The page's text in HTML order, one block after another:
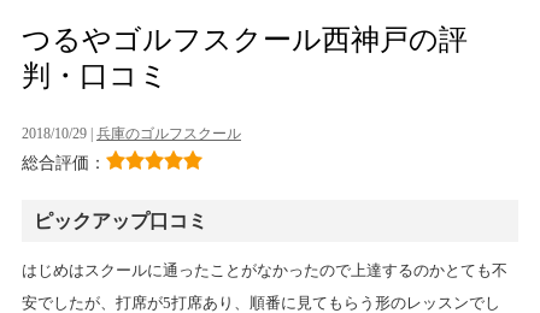
つるやゴルフスクール西神戸の評
判・口コミ
2018/10/29 | 兵庫のゴルフスクール
総合評価：
ピックアップ口コミ
はじめはスクールに通ったことがなかったので上達するのかとても不
安でしたが、打席が5打席あり、順番に見てもらう形のレッスンでし